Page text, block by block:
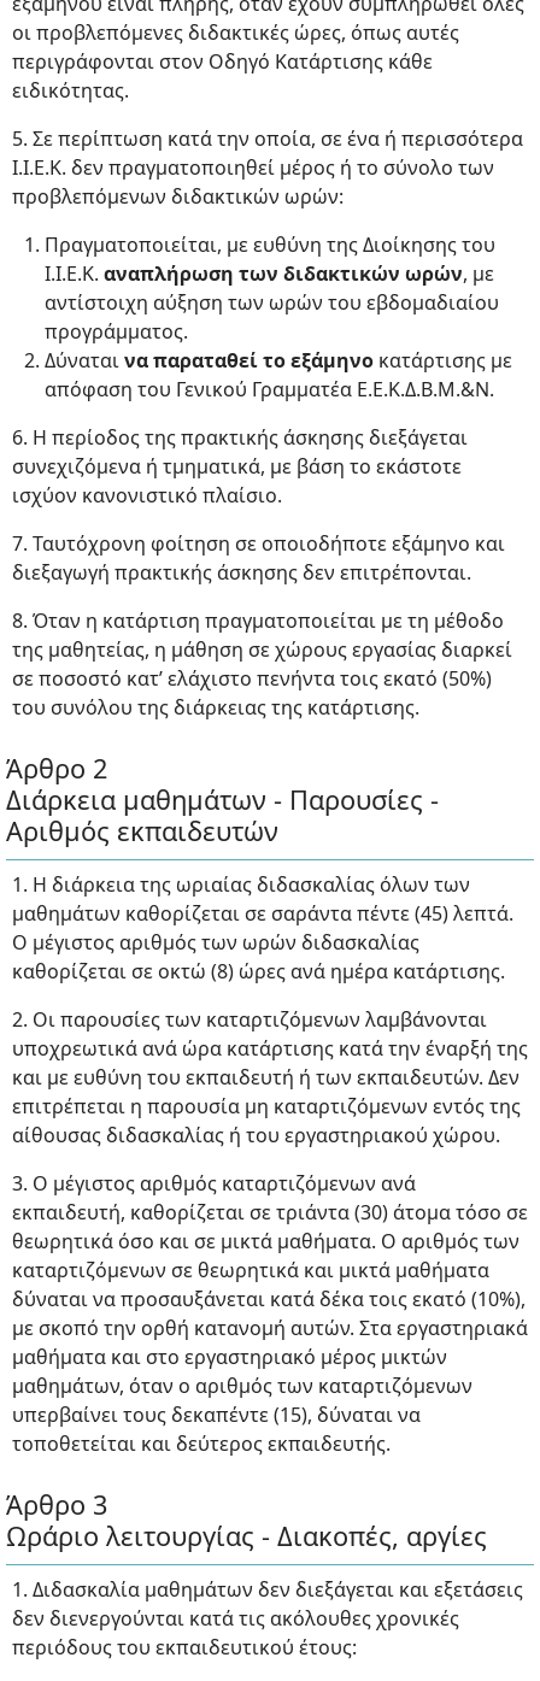
οι προβλεπόμενες διδακτικές ώρες, όπως αυτές
περιγράφονται στον Οδηγό Κατάρτισης κάθε
ειδικότητας.
5. Σε περίπτωση κατά την οποία, σε ένα ή περισσότερα
Ι.Ι.Ε.Κ. δεν πραγματοποιηθεί μέρος ή το σύνολο των
προβλεπόμενων διδακτικών ωρών:
Πραγματοποιείται, με ευθύνη της Διοίκησης του
Ι.Ι.Ε.Κ. αναπλήρωση των διδακτικών ωρών, με
αντίστοιχη αύξηση των ωρών του εβδομαδιαίου
προγράμματος.
Δύναταινα παραταθεί το εξάμηνο κατάρτισης με
απόφαση του Γενικού Γραμματέα Ε.Ε.Κ.Δ.Β.Μ.&Ν.
6. Η περίοδος της πρακτικής άσκησης διεξάγεται
συνεχιζόμενα ή τμηματικά, με βάση το εκάστοτε
ισχύον κανονιστικό πλαίσιο.
7. Ταυτόχρονη φοίτηση σε οποιοδήποτε εξάμηνο και
διεξαγωγή πρακτικής άσκησης δεν επιτρέπονται.
8. Όταν η κατάρτιση πραγματοποιείται με τη μέθοδο
της μαθητείας, η μάθηση σε χώρους εργασίας διαρκεί
σε ποσοστό κατ’ ελάχιστο πενήντα τοις εκατό (50%)
του συνόλου της διάρκειας της κατάρτισης.
Άρθρο 2
Διάρκεια μαθημάτων - Παρουσίες -
Αριθμός εκπαιδευτών
1. Η διάρκεια της ωριαίας διδασκαλίας όλων των
μαθημάτων καθορίζεται σε σαράντα πέντε (45) λεπτά.
Ο μέγιστος αριθμός των ωρών διδασκαλίας
καθορίζεται σε οκτώ (8) ώρες ανά ημέρα κατάρτισης.
2. Οι παρουσίες των καταρτιζόμενων λαμβάνονται
υποχρεωτικά ανά ώρα κατάρτισης κατά την έναρξή της
και με ευθύνη του εκπαιδευτή ή των εκπαιδευτών. Δεν
επιτρέπεται η παρουσία μη καταρτιζόμενων εντός της
αίθουσας διδασκαλίας ή του εργαστηριακού χώρου.
3. Ο μέγιστος αριθμός καταρτιζόμενων ανά
εκπαιδευτή, καθορίζεται σε τριάντα (30) άτομα τόσο σε
θεωρητικά όσο και σε μικτά μαθήματα. Ο αριθμός των
καταρτιζόμενων σε θεωρητικά και μικτά μαθήματα
δύναται να προσαυξάνεται κατά δέκα τοις εκατό (10%),
με σκοπό την ορθή κατανομή αυτών. Στα εργαστηριακά
μαθήματα και στο εργαστηριακό μέρος μικτών
μαθημάτων, όταν ο αριθμός των καταρτιζόμενων
υπερβαίνει τους δεκαπέντε (15), δύναται να
τοποθετείται και δεύτερος εκπαιδευτής.
Άρθρο 3
Ωράριο λειτουργίας - Διακοπές, αργίες
1. Διδασκαλία μαθημάτων δεν διεξάγεται και εξετάσεις
δεν διενεργούνται κατά τις ακόλουθες χρονικές
περιόδους του εκπαιδευτικού έτους: